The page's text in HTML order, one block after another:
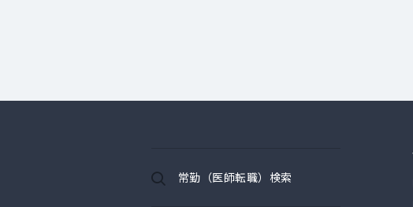
常勤（医師転職）検索